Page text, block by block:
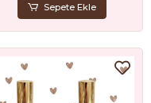
Sepete Ekle